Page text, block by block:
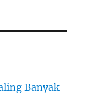
Banyak